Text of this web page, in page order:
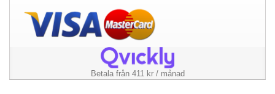
Betala från 411 kr / månad